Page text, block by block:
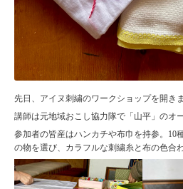
先日、アイヌ刺繍のワークショップを開きま
講師は元地域おこし協力隊で「山平」のオ
参加者の皆産はハンカチや布巾を持参。10
の物を選び、カラフルな刺繍糸と布の色合